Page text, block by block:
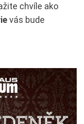
chvíle ako
vás bude